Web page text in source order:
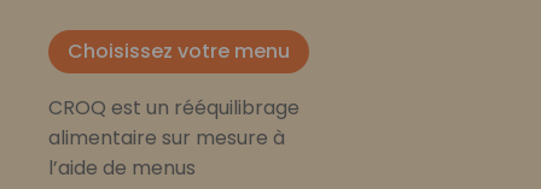
Choisissez votre menu
CROQ est un rééquilibrage
alimentaire sur mesure à
l’aide de menus